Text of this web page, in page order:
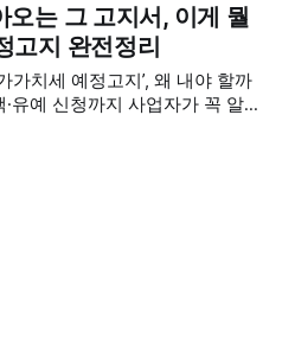
오는 그 고지서, 이게 뭘
고지 완전정리
가치세 예정고지’, 왜 내야 할까
유예 신청까지 사업자가 꼭 알아